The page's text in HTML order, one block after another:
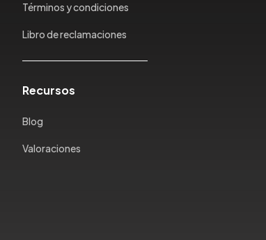
Términos y condiciones
Libro de reclamaciones
Recursos
Blog
Valoraciones